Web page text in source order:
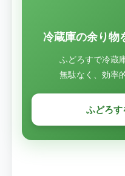
冷蔵庫の余り物
ふどろすで冷蔵
無駄なく、効率
ふどろ